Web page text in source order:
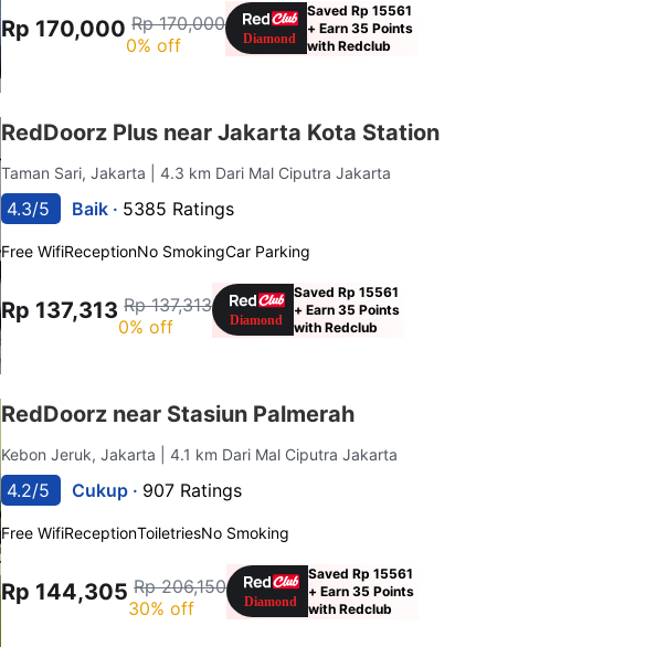
Rp 170,000 Rp 170,000
0% off
Saved Rp 15561
+ Earn 35 Points
with Redclub
RedDoorz Plus near Jakarta Kota Station
Taman Sari, Jakarta | 4.3 km Dari Mal Ciputra Jakarta
4.3/5 Baik · 5385 Ratings
Free WifiReceptionNo SmokingCar Parking
Rp 137,313 Rp 137,313
0% off
Saved Rp 15561
+ Earn 35 Points
with Redclub
RedDoorz near Stasiun Palmerah
Kebon Jeruk, Jakarta | 4.1 km Dari Mal Ciputra Jakarta
4.2/5 Cukup · 907 Ratings
Free WifiReceptionToiletriesNo Smoking
Rp 144,305 Rp 206,150
30% off
Saved Rp 15561
+ Earn 35 Points
with Redclub